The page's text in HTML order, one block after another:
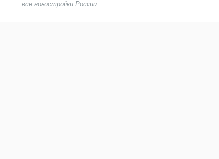
все новостройки России